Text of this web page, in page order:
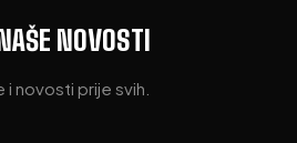
NOVOSTI
novosti prije svih.